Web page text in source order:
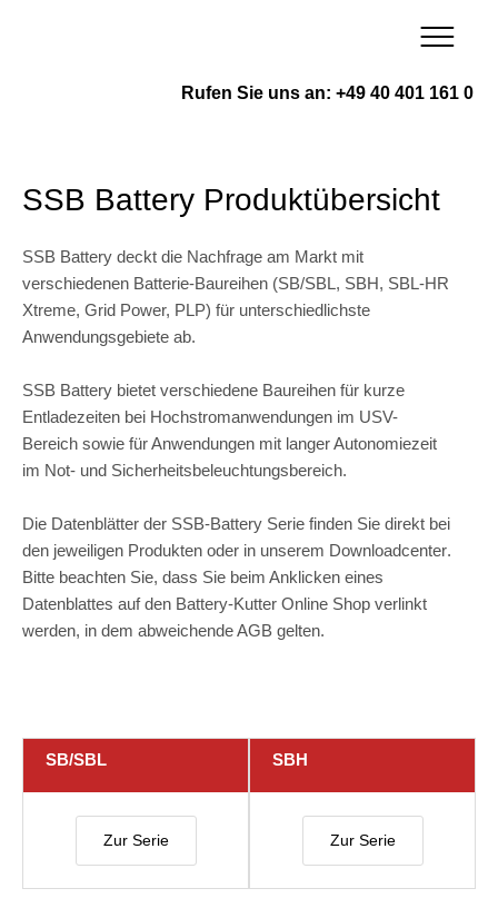
Rufen Sie uns an: +49 40 401 161 0
SSB Battery Produktübersicht
SSB Battery deckt die Nachfrage am Markt mit
verschiedenen Batterie-Baureihen (SB/SBL, SBH, SBL-HR
Xtreme, Grid Power, PLP) für unterschiedlichste
Anwendungsgebiete ab.
SSB Battery bietet verschiedene Baureihen für kurze
Entladezeiten bei Hochstromanwendungen im USV-
Bereich sowie für Anwendungen mit langer Autonomiezeit
im Not- und Sicherheitsbeleuchtungsbereich.
Die Datenblätter der SSB-Battery Serie finden Sie direkt bei
den jeweiligen Produkten oder in unserem Downloadcenter.
Bitte beachten Sie, dass Sie beim Anklicken eines
Datenblattes auf den Battery-Kutter Online Shop verlinkt
werden, in dem abweichende AGB gelten.
SB/SBL
Zur Serie
SBH
Zur Serie